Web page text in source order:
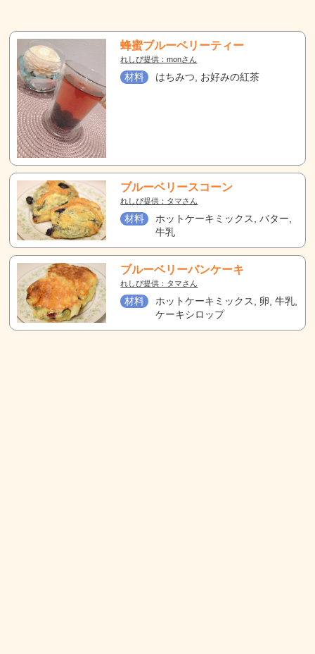
蜂蜜ブルーベリーティー
れしぴ提供：monさん
材料 はちみつ, お好みの紅茶
ブルーベリースコーン
れしぴ提供：タマさん
材料
ホットケーキミックス, バター,
牛乳
ブルーベリーパンケーキ
れしぴ提供：タマさん
材料
ホットケーキミックス, 卵, 牛乳,
ケーキシロップ